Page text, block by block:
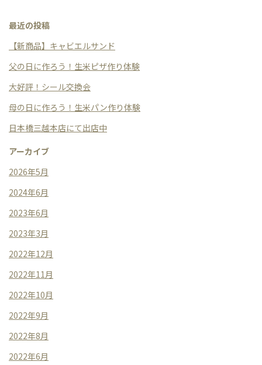
最近の投稿
【新商品】キャビエルサンド
父の日に作ろう！生米ピザ作り体験
大好評！シール交換会
母の日に作ろう！生米パン作り体験
日本橋三越本店にて出店中
アーカイブ
2026年5月
2024年6月
2023年6月
2023年3月
2022年12月
2022年11月
2022年10月
2022年9月
2022年8月
2022年6月